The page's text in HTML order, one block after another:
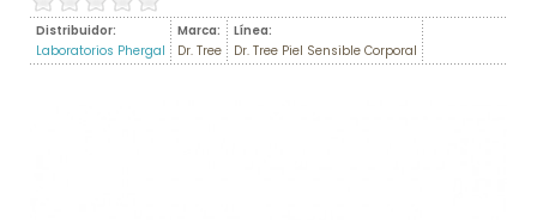
Distribuidor:
Laboratorios Phergal
Marca:
Dr. Tree
Línea:
Dr. Tree Piel Sensible Corporal